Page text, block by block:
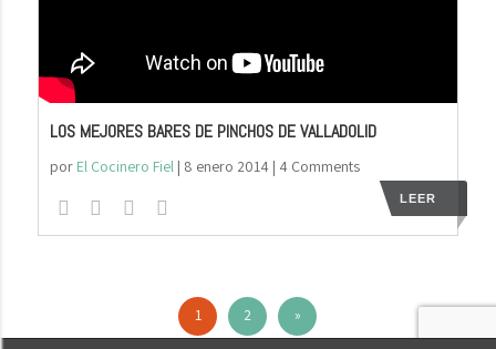
LOS MEJORES BARES DE PINCHOS DE VALLADOLID
por El Cocinero Fiel| 8 enero 2014| 4 Comments
LEER
1 2 »